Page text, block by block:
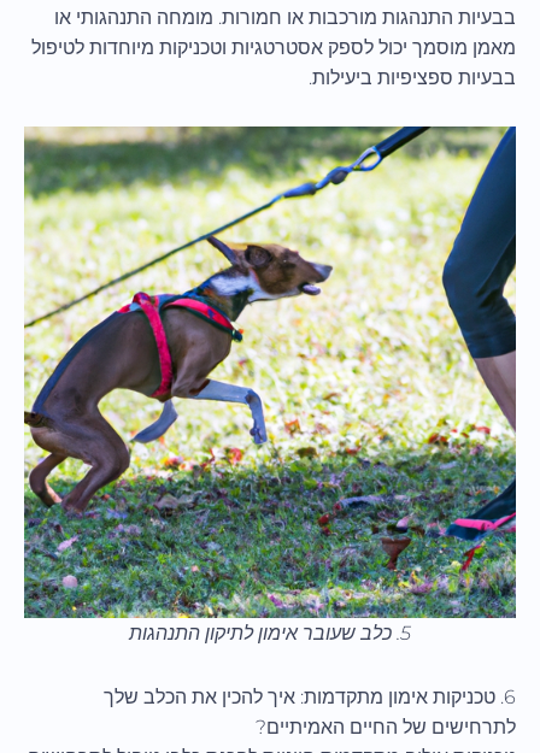
בבעיות התנהגות מורכבות או חמורות. מומחה התנהגותי או
מאמן מוסמך יכול לספק אסטרטגיות וטכניקות מיוחדות לטיפול
בבעיות ספציפיות ביעילות.
5. כלב שעובר אימון לתיקון התנהגות
6. טכניקות אימון מתקדמות: איך להכין את הכלב שלך
לתרחישים של החיים האמיתיים?